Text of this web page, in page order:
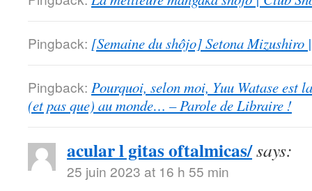
Pingback: [Semaine du shôjo] Setona Mizushiro
Pingback: Pourquoi, selon moi, Yuu Watase est
(et pas que) au monde… – Parole de Libraire !
acular l gitas oftalmicas/says:
25 juin 2023 at 16 h 55 min